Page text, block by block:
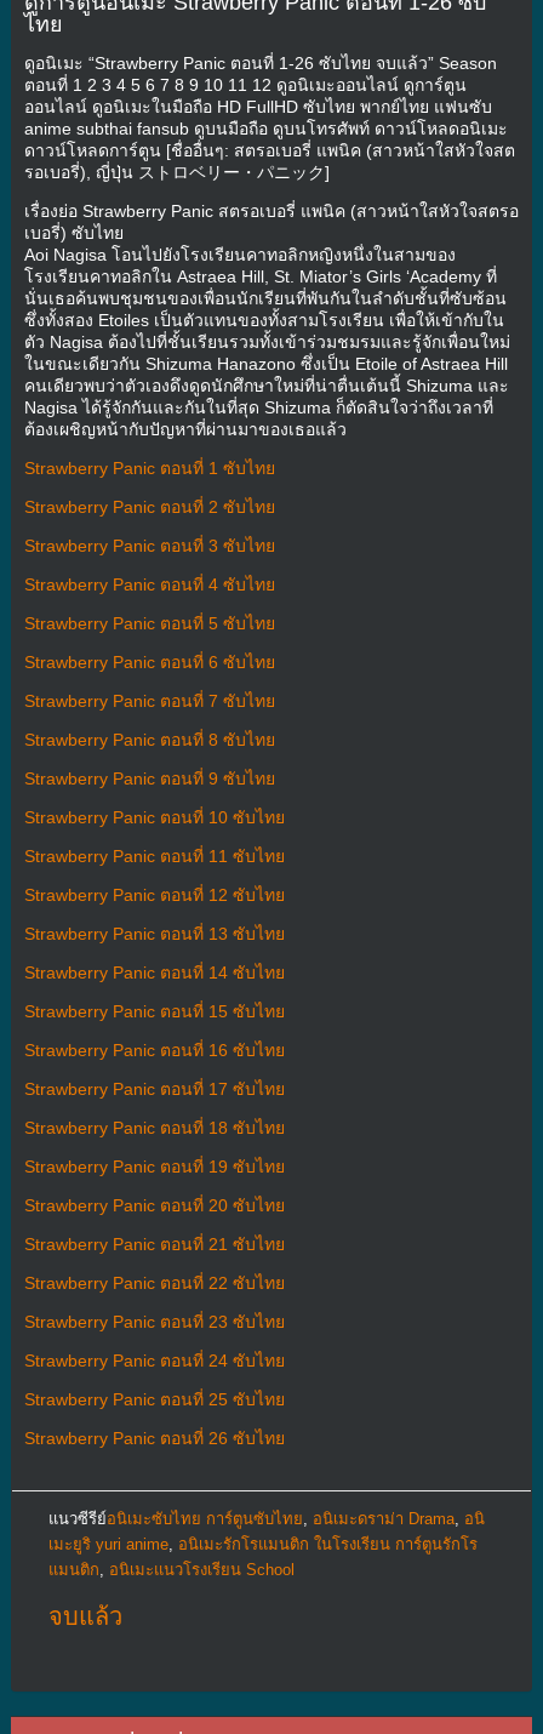
ไทย
ดูอนิเมะ “Strawberry Panic ตอนที่ 1-26 ซับไทย จบแล้ว” Season
ตอนที่ 1 2 3 4 5 6 7 8 9 10 11 12 ดูอนิเมะออนไลน์ ดูการ์ตูน
ออนไลน์ ดูอนิเมะในมือถือ HD FullHD ซับไทย พากย์ไทย แฟนซับ
anime subthai fansub ดูบนมือถือ ดูบนโทรศัพท์ ดาวน์โหลดอนิเมะ
ดาวน์โหลดการ์ตูน [ชื่ออื่นๆ: สตรอเบอรี่ แพนิค (สาวหน้าใสหัวใจสต
รอเบอรี่), ญี่ปุ่น ストロベリー・パニック]
เรื่องย่อ Strawberry Panic สตรอเบอรี่ แพนิค (สาวหน้าใสหัวใจสตรอ
เบอรี่) ซับไทย
Aoi Nagisa โอนไปยังโรงเรียนคาทอลิกหญิงหนึ่งในสามของ
โรงเรียนคาทอลิกใน Astraea Hill, St. Miator’s Girls ‘Academy ที่
นั่นเธอค้นพบชุมชนของเพื่อนนักเรียนที่พันกันในลำดับชั้นที่ซับซ้อน
ซึ่งทั้งสอง Etoiles เป็นตัวแทนของทั้งสามโรงเรียน เพื่อให้เข้ากับใน
ตัว Nagisa ต้องไปที่ชั้นเรียนรวมทั้งเข้าร่วมชมรมและรู้จักเพื่อนใหม่
ในขณะเดียวกัน Shizuma Hanazono ซึ่งเป็น Etoile of Astraea Hill
คนเดียวพบว่าตัวเองดึงดูดนักศึกษาใหม่ที่น่าตื่นเต้นนี้ Shizuma และ
Nagisa ได้รู้จักกันและกันในที่สุด Shizuma ก็ตัดสินใจว่าถึงเวลาที่
ต้องเผชิญหน้ากับปัญหาที่ผ่านมาของเธอแล้ว
Strawberry Panic ตอนที่ 1 ซับไทย
Strawberry Panic ตอนที่ 2 ซับไทย
Strawberry Panic ตอนที่ 3 ซับไทย
Strawberry Panic ตอนที่ 4 ซับไทย
Strawberry Panic ตอนที่ 5 ซับไทย
Strawberry Panic ตอนที่ 6 ซับไทย
Strawberry Panic ตอนที่ 7 ซับไทย
Strawberry Panic ตอนที่ 8 ซับไทย
Strawberry Panic ตอนที่ 9 ซับไทย
Strawberry Panic ตอนที่ 10 ซับไทย
Strawberry Panic ตอนที่ 11 ซับไทย
Strawberry Panic ตอนที่ 12 ซับไทย
Strawberry Panic ตอนที่ 13 ซับไทย
Strawberry Panic ตอนที่ 14 ซับไทย
Strawberry Panic ตอนที่ 15 ซับไทย
Strawberry Panic ตอนที่ 16 ซับไทย
Strawberry Panic ตอนที่ 17 ซับไทย
Strawberry Panic ตอนที่ 18 ซับไทย
Strawberry Panic ตอนที่ 19 ซับไทย
Strawberry Panic ตอนที่ 20 ซับไทย
Strawberry Panic ตอนที่ 21 ซับไทย
Strawberry Panic ตอนที่ 22 ซับไทย
Strawberry Panic ตอนที่ 23 ซับไทย
Strawberry Panic ตอนที่ 24 ซับไทย
Strawberry Panic ตอนที่ 25 ซับไทย
Strawberry Panic ตอนที่ 26 ซับไทย
แนวซีรีย์อนิเมะซับไทย การ์ตูนซับไทย, อนิเมะดราม่า Drama, อนิ
เมะยูริ yuri anime, อนิเมะรักโรแมนติก ในโรงเรียน การ์ตูนรักโร
แมนติก, อนิเมะแนวโรงเรียน School
จบแล้ว